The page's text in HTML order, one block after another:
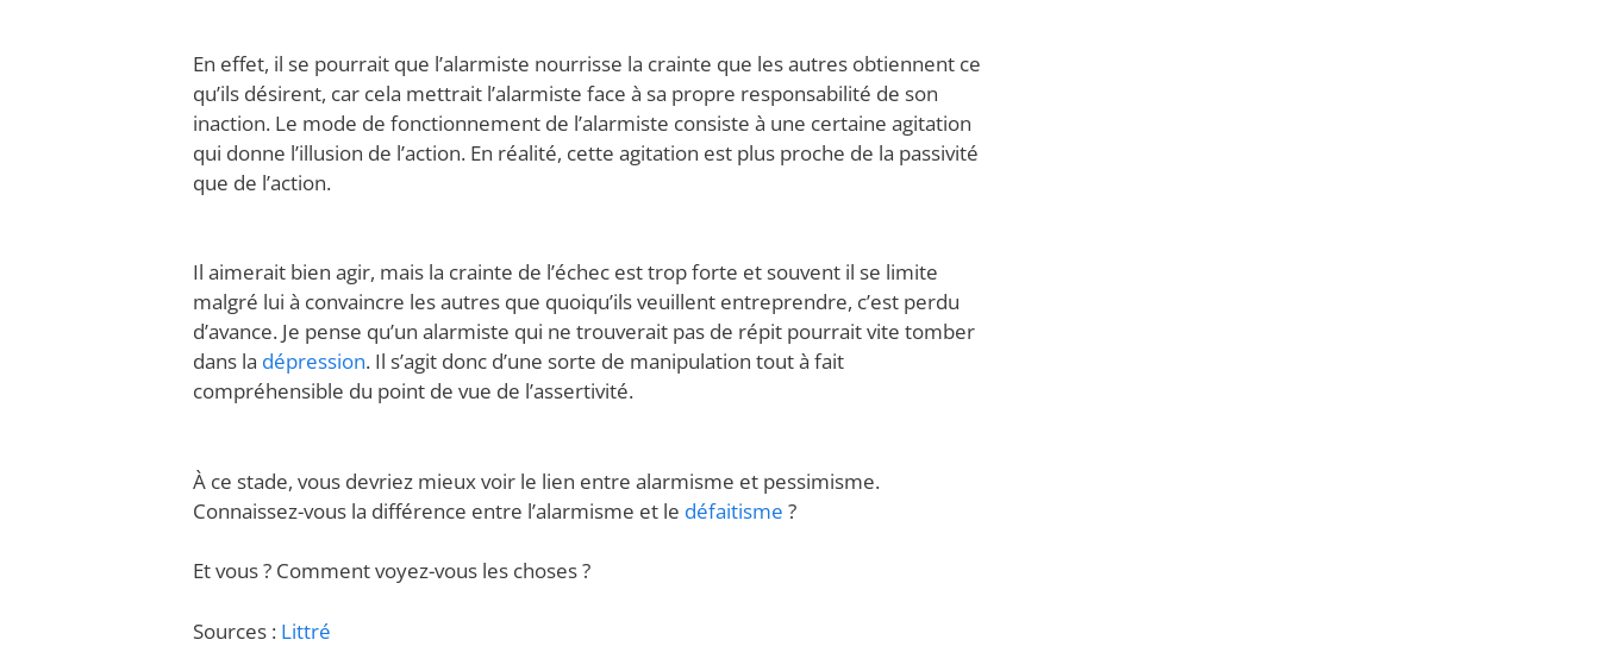
En effet, il se pourrait que l’alarmiste nourrisse la crainte que les autres obtiennent ce
qu’ils désirent, car cela mettrait l’alarmiste face à sa propre responsabilité de son
inaction. Le mode de fonctionnement de l’alarmiste consiste à une certaine agitation
qui donne l’illusion de l’action. En réalité, cette agitation est plus proche de la passivité
que de l’action.
Il aimerait bien agir, mais la crainte de l’échec est trop forte et souvent il se limite
malgré lui à convaincre les autres que quoiqu’ils veuillent entreprendre, c’est perdu
d’avance. Je pense qu’un alarmiste qui ne trouverait pas de répit pourrait vite tomber
dans la dépression. Il s’agit donc d’une sorte de manipulation tout à fait
compréhensible du point de vue de l’assertivité.
À ce stade, vous devriez mieux voir le lien entre alarmisme et pessimisme.
Connaissez-vous la différence entre l’alarmisme et le défaitisme ?
Et vous ? Comment voyez-vous les choses ?
Sources : Littré